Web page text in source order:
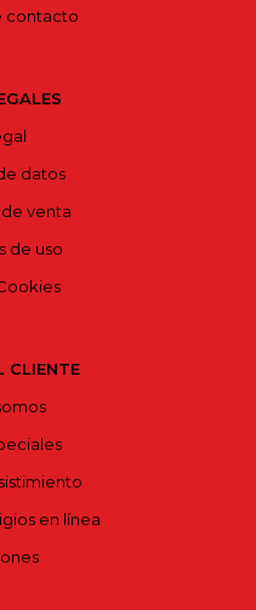
contacto
datos
venta
de uso
CLIENTE
en línea